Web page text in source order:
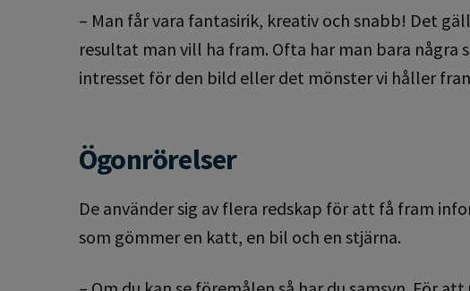
– Man får vara fantasirik, kreativ och snabb! Det
resultat man vill ha fram. Ofta har man bara några
intresset för den bild eller det mönster vi håller
Ögonrörelser
De använder sig av flera redskap för att få fram
som gömmer en katt, en bil och en stjärna.